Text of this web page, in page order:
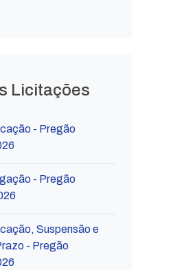
Licitações
- Pregão
- Pregão
Suspensão e
- Pregão